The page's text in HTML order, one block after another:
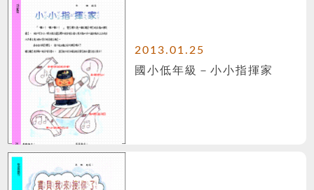
2013.01.25
國小低年級－小小指揮家